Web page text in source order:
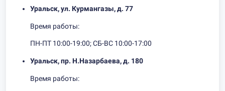
Уральск, ул. Курмангазы, д. 77
Время работы:
ПН-ПТ 10:00-19:00; СБ-ВС 10:00-17:00
Уральск, пр. Н.Назарбаева, д. 180
Время работы: